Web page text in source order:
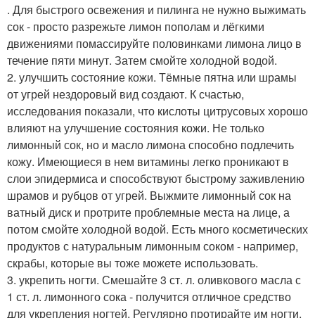
. Для быстрого освежения и пилинга не нужно выжимать
сок - просто разрежьте лимон пополам и лёгкими
движениями помассируйте половинками лимона лицо в
течение пяти минут. Затем смойте холодной водой.
2. улучшить состояние кожи. Тёмные пятна или шрамы
от угрей нездоровый вид создают. К счастью,
исследования показали, что кислоты цитрусовых хорошо
влияют на улучшение состояния кожи. Не только
лимонный сок, но и масло лимона способно подлечить
кожу. Имеющиеся в нем витамины легко проникают в
слои эпидермиса и способствуют быстрому заживлению
шрамов и рубцов от угрей. Выжмите лимонный сок на
ватный диск и протрите проблемные места на лице, а
потом смойте холодной водой. Есть много косметических
продуктов с натуральным лимонным соком - например,
скрабы, которые вы тоже можете использовать.
3. укрепить ногти. Смешайте 3 ст. л. оливкового масла с
1 ст. л. лимонного сока - получится отличное средство
для укрепления ногтей. Регулярно протирайте им ногти,